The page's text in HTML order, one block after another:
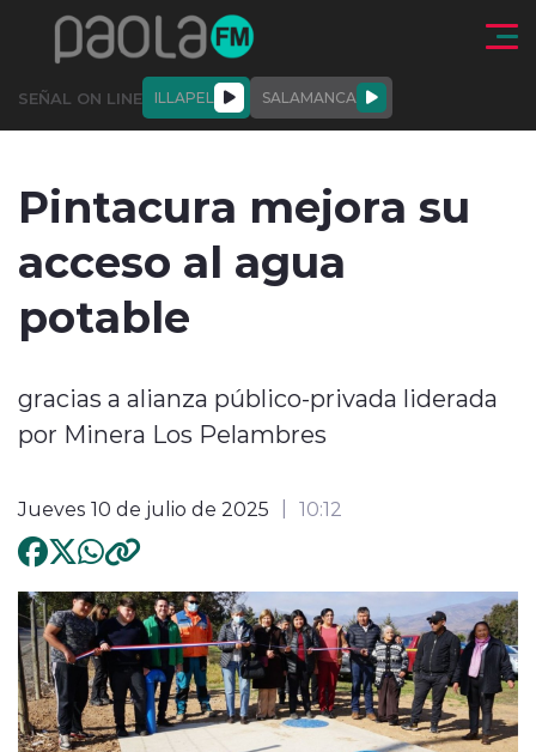
Click acá para ir directamente al contenido
SEÑAL ON LINE ILLAPEL SALAMANCA
ENTREVISTAS
Pintacura mejora su
acceso al agua
potable
gracias a alianza público-privada liderada
por Minera Los Pelambres
Jueves 10 de julio de 2025 10:12